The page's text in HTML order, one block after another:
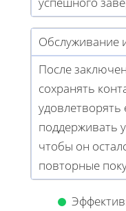
Обслуживание
После
сохранять
удовлетворять
поддерживать
чтобы он
повторные